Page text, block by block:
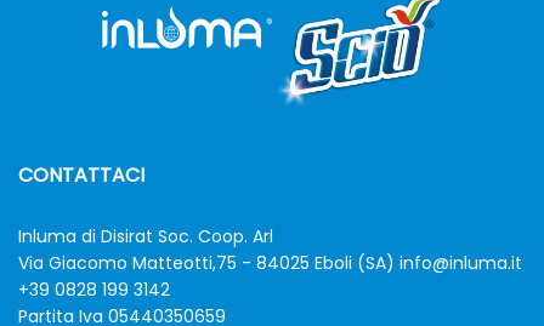
CONTATTACI
Inluma di Disirat Soc. Coop. Arl
Via Giacomo Matteotti,75 - 84025 Eboli (SA) info@inluma.it
+39 0828 199 3142
Partita Iva 05440350659